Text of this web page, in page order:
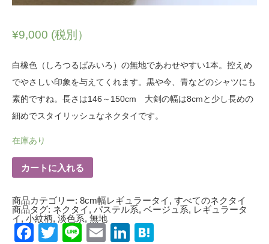
¥9,000 (税別）
白橡色（しろつるばみいろ）の無地であわせやすい1本。控えめ
でやさしい印象を与えてくれます。黒や今、青などのシャツにも
素的ですね。長さは146～150cm 大剣の幅は8cmと少し長めの
細めでスタイリッシュなネクタイです。
在庫あり
カートに入れる
商品カテゴリー: 8cm幅レギュラータイ, すべてのネクタイ
商品タグ: ネクタイ, パステル系, ベージュ系, レギュラータ
イ, 小紋柄, 淡色系, 無地
Facebook
Twitter
LineEmailLinkedIn